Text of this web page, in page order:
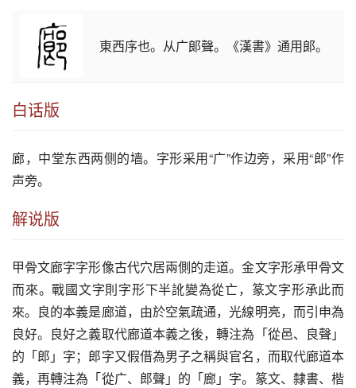
東西序也。从广郞聲。《漢書》通用郞。
白话版
廊，中堂东西两侧的墙。字形采用“广”作边旁，采用“郎”作
声旁。
解说版
甲骨文廊字字形像古代穴居兩側的走道。金文字形承甲骨文
而來。戰國文字則字形下半訛變為從亡，篆文字形承此而
來。良的本義是廊道，由於空氣疏通，光線明亮，而引申為
良好。良好之義取代廊道本義之後，轉注為「從邑、良聲」
的「郎」字；郎字又假借為男子之稱與官名，而取代廊道本
義，再轉注為「從广、郎聲」的「廊」字。篆文、隸書、楷